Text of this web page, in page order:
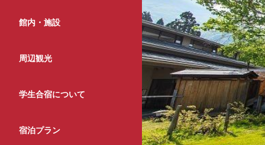
館内・施設
周辺観光
学生合宿について
宿泊プラン